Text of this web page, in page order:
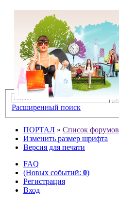
Расширенный поиск
ПОРТАЛ » Список форумов
Изменить размер шрифта
Версия для печати
FAQ
(Новых событий: 0)
Регистрация
Вход